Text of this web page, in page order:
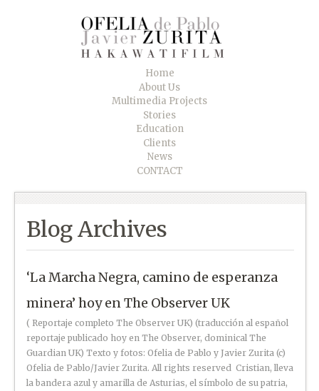
Home
About Us
Multimedia Projects
Stories
Education
Clients
News
CONTACT
Blog Archives
‘La Marcha Negra, camino de esperanza
minera’ hoy en The Observer UK
( Reportaje completo The Observer UK) (traducción al español
reportaje publicado hoy en The Observer, dominical The
Guardian UK) Texto y fotos: Ofelia de Pablo y Javier Zurita (c)
Ofelia de Pablo/Javier Zurita. All rights reserved Cristian, lleva
la bandera azul y amarilla de Asturias, el símbolo de su patria,